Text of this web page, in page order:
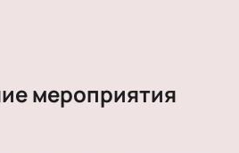
мероприятия